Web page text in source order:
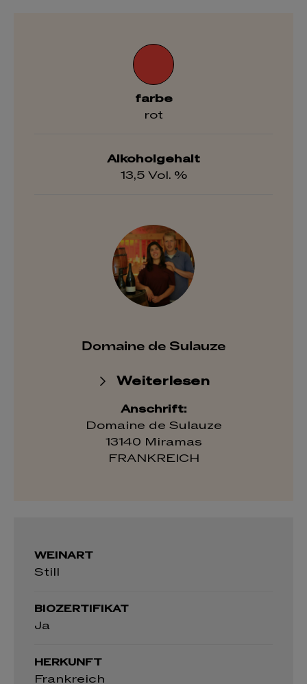
WEINART
Still
BIOZERTIFIKAT
Ja
HERKUNFT
Frankreich
farbe
rot
Alkoholgehalt
13,5 Vol. %
Domaine de Sulauze
Weiterlesen
Anschrift:
Domaine de Sulauze
13140 Miramas
FRANKREICH